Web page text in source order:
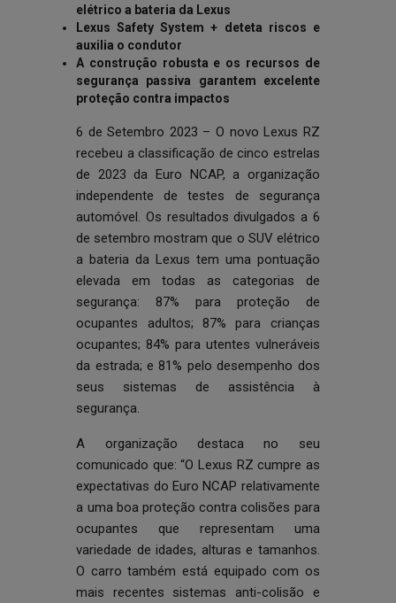
elétrico a bateria da Lexus
Lexus Safety System + deteta riscos e
auxilia o condutor
A construção robusta e os recursos de
segurança passiva garantem excelente
proteção contra impactos
6 de Setembro 2023 – O novoLexus RZ
recebeu a classificação de cinco estrelas
de 2023 da Euro NCAP, a organização
independente de testes de segurança
automóvel. Os resultados divulgados a 6
de setembro mostram que o SUV elétrico
a bateria da Lexus tem uma pontuação
elevada em todas as categorias de
segurança: 87% para proteção de
ocupantes adultos; 87% para crianças
ocupantes; 84% para utentes vulneráveis
da estrada; e 81% pelo desempenho dos
seus sistemas de assistência à
segurança.
A organização destaca no seu
comunicado que: “O Lexus RZ cumpre as
expectativas do Euro NCAP relativamente
a uma boa proteção contra colisões para
ocupantes que representam uma
variedade de idades, alturas e tamanhos.
O carro também está equipado com os
mais recentes sistemas anti-colisão e